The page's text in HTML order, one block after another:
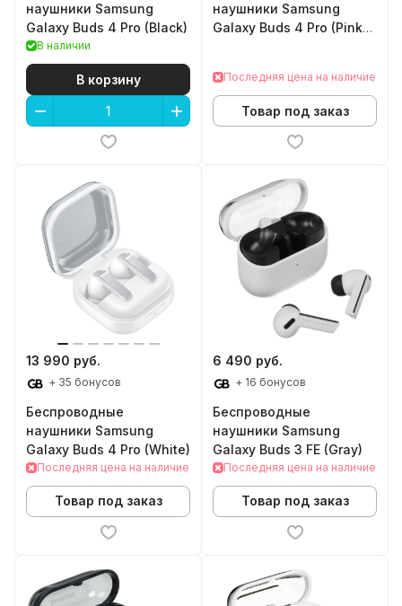
наушники Samsung
Galaxy Buds 4 Pro (Black)
В наличии
В корзину
наушники Samsung
Galaxy Buds 4 Pro (Pink
Последняя цена на наличие
Товар под заказ
13 990 руб.
+ 35 бонусов
Беспроводные
наушники Samsung
Galaxy Buds 4 Pro (White)
Последняя цена на наличие
Товар под заказ
6 490 руб.
+ 16 бонусов
Беспроводные
наушники Samsung
Galaxy Buds 3 FE (Gray)
Последняя цена на наличие
Товар под заказ